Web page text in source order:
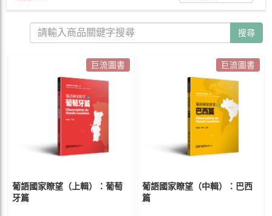
搜尋
巨流圖書
葡語國家瞭望（上輯）：葡萄
牙篇
巨流圖書
葡語國家瞭望（中輯）：巴西
篇